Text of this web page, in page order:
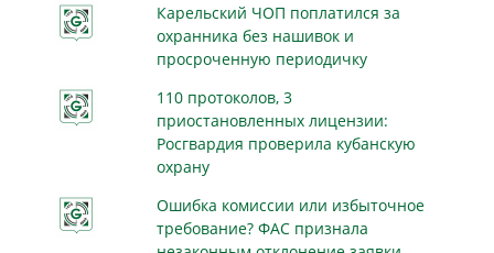
Карельский ЧОП поплатился за
охранника без нашивок и
просроченную периодичку
110 протоколов, 3
приостановленных лицензии:
Росгвардия проверила кубанскую
охрану
Ошибка комиссии или избыточное
требование? ФАС признала